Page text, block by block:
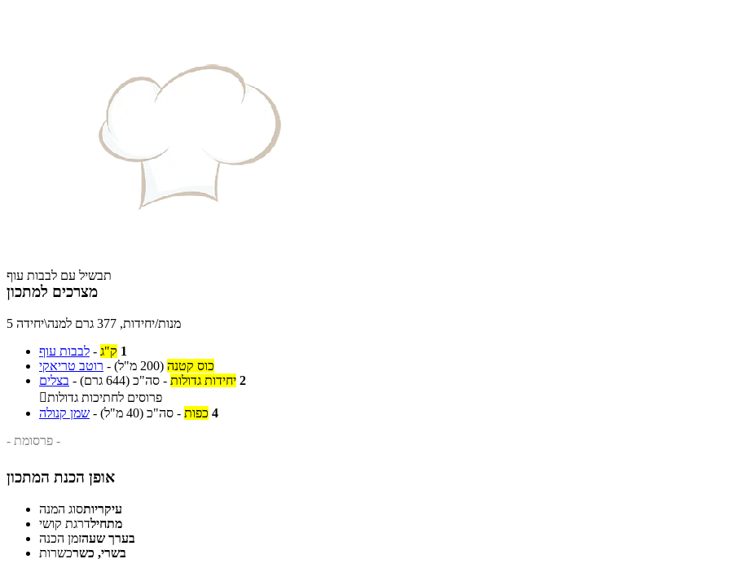
תבשיל עם לבבות עוף
מצרכים למתכון
5 מנות/יחידות, 377 גרם למנה\יחידה
לבבות עוף - 1 ק"ג
רוטב טריאקי - כוס קטנה (200 מ"ל)
בצלים - 2 יחידות גדולות - סה"כ (644 גרם)
פרוסים לחתיכות גדולות
שמן קנולה - 4 כפות - סה"כ (40 מ"ל)
- פרסומת -
אופן הכנת המתכון
עיקריותסוג המנה
מתחילדרגת קושי
בערך שעהזמן הכנה
בשרי, כשרכשרות